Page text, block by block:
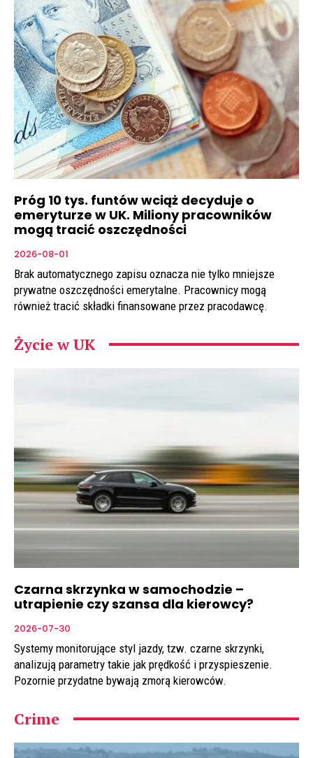
Próg 10 tys. funtów wciąż decyduje o
emeryturze w UK. Miliony pracowników
mogą tracić oszczędności
2026-08-01
Brak automatycznego zapisu oznacza nie tylko mniejsze
prywatne oszczędności emerytalne. Pracownicy mogą
również tracić składki finansowane przez pracodawcę.
Życie w UK
Czarna skrzynka w samochodzie –
utrapienie czy szansa dla kierowcy?
2026-07-30
Systemy monitorujące styl jazdy, tzw. czarne skrzynki,
analizują parametry takie jak prędkość i przyspieszenie.
Pozornie przydatne bywają zmorą kierowców.
Crime